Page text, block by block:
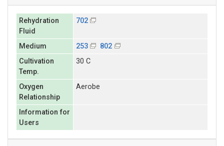
Rehydration
Fluid
702
Medium 253
802
Cultivation
Temp.
30 C
Oxygen
Relationship
Aerobe
Information for
Users